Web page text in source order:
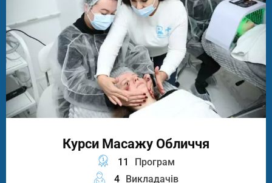
Курси Масажу Обличчя
11
Програм
4
Викладачів